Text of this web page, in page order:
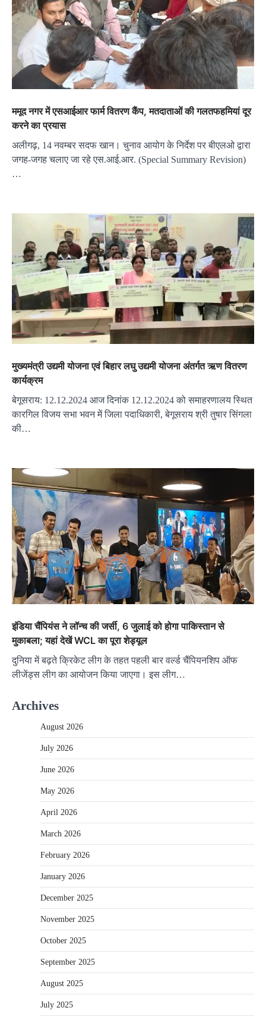
ममूद नगर में एसआईआर फार्म वितरण कैंप, मतदाताओं की गलतफहमियां दूर
करने का प्रयास
अलीगढ़, 14 नवम्बर सदफ खान। चुनाव आयोग के निर्देश पर बीएलओ द्वारा
जगह-जगह चलाए जा रहे एस.आई.आर. (Special Summary Revision)
…
मुख्यमंत्री उद्यमी योजना एवं बिहार लघु उद्यमी योजना अंतर्गत ऋण वितरण
कार्यक्रम
बेगूसराय: 12.12.2024 आज दिनांक 12.12.2024 को समाहरणालय स्थित
कारगिल विजय सभा भवन में जिला पदाधिकारी, बेगूसराय श्री तुषार सिंगला
की…
इंडिया चैंपियंस ने लॉन्च की जर्सी, 6 जुलाई को होगा पाकिस्तान से
मुकाबला; यहां देखें WCL का पूरा शेड्यूल
दुनिया में बढ़ते क्रिकेट लीग के तहत पहली बार वर्ल्ड चैंपियनशिप ऑफ
लीजेंड्स लीग का आयोजन किया जाएगा। इस लीग…
Archives
August 2026
July 2026
June 2026
May 2026
April 2026
March 2026
February 2026
January 2026
December 2025
November 2025
October 2025
September 2025
August 2025
July 2025